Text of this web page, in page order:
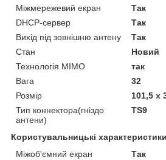
Міжмережевий екран
Так
DHCP-сервер
Так
Вихід під зовнішню антену
Так
Стан
Новий
Технологія MIMO
так
Вага
32
Розмір
101,5 х
Тип коннектора(гніздо
антени)
TS9
Користувальницькі характеристики
Міжоб'ємний екран
Так